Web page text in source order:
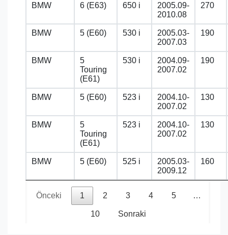
BMW 6 (E63) 650 i
2005.09-
2010.08
270
BMW 5 (E60) 530 i
2005.03-
2007.03
190
BMW
5
Touring
(E61)
530 i
2004.09-
2007.02
190
BMW 5 (E60) 523 i
2004.10-
2007.02
130
BMW
5
Touring
(E61)
523 i
2004.10-
2007.02
130
BMW 5 (E60) 525 i
2005.03-
2009.12
160
Önceki 1 2 3 4 5 …
10 Sonraki